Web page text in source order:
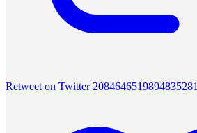
Retweet on Twitter 2084646519894835281